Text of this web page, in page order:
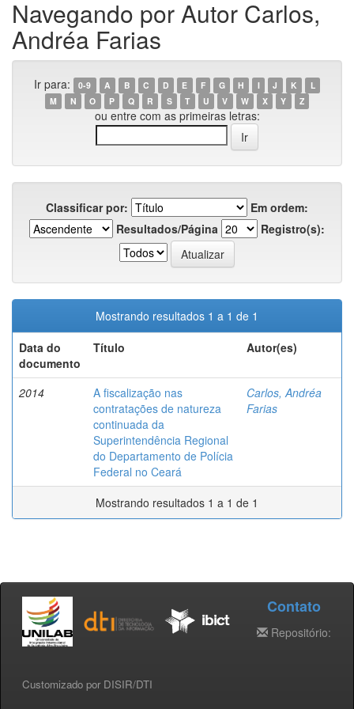
Navegando por Autor Carlos,
Andréa Farias
Ir para: 0-9 A B C D E F G H I J K
L
M
N O P Q R S T U V W X Y Z
ou entre com as primeiras letras:
Classificar por:
Em ordem:
Resultados/Página
Registro(s):
Mostrando resultados 1 a 1 de 1
Data do
documento
Título Autor(es)
2014
A fiscalização nas
contratações de natureza
continuada da
Superintendência Regional
do Departamento de Polícia
Federal no Ceará
Carlos, Andréa
Farias
Mostrando resultados 1 a 1 de 1
Customizado por DISIR/DTI
Contato
Repositório: